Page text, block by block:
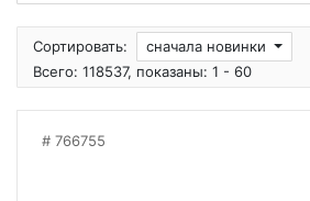
Сортировать:
сначала новинки
Всего: 118537, показаны: 1 - 60
766755